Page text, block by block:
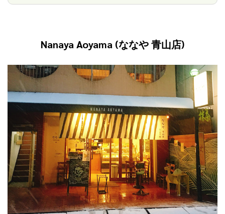
Nanaya Aoyama (ななや青山店)